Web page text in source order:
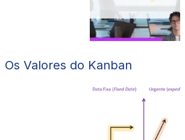
Os Valores do Kanban